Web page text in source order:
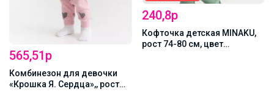
Кофточка детская MINAKU,
рост 74-80 см, цвет
оливковый
1 211,25р
Костюм детский: толстовка,
брюки «Крошка Я» Oranges,